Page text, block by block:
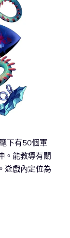
下有50個軍
。能教導有關
遊戲內定位為